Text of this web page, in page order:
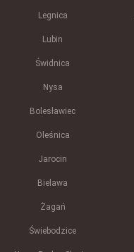
Legnica
Lubin
Świdnica
Nysa
Bolesławiec
Oleśnica
Jarocin
Bielawa
Żagań
Świebodzice